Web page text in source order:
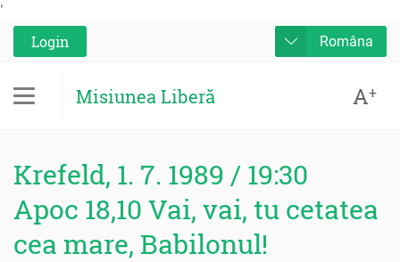
'
Login
Româna
Misiunea Liberă A+
Krefeld, 1. 7. 1989 / 19:30
Apoc 18,10 Vai, vai, tu cetatea
cea mare, Babilonul!